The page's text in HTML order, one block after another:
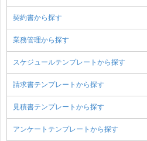
契約書から探す
業務管理から探す
スケジュールテンプレートから探す
請求書テンプレートから探す
見積書テンプレートから探す
アンケートテンプレートから探す